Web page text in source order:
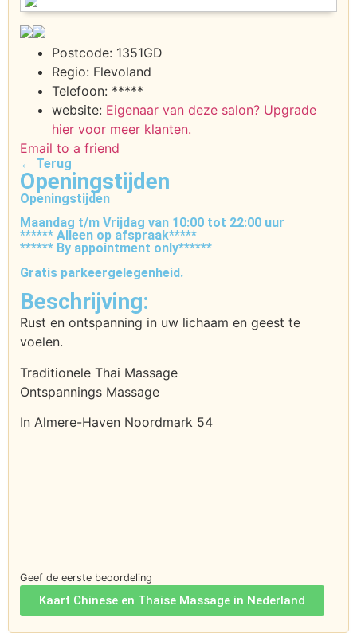
Postcode: 1351GD
Regio: Flevoland
Telefoon: *****
website: Eigenaar van deze salon? Upgrade
hier voor meer klanten.
Email to a friend
← Terug
Openingstijden
Openingstijden
Maandag t/m Vrijdag van 10:00 tot 22:00 uur
****** Alleen op afspraak*****
****** By appointment only******
Gratis parkeergelegenheid.
Beschrijving:
Rust en ontspanning in uw lichaam en geest te
voelen.
Traditionele Thai Massage
Ontspannings Massage
In Almere-Haven Noordmark 54
Geef de eerste beoordeling
Kaart Chinese en Thaise Massage in Nederland